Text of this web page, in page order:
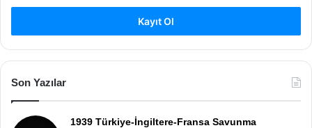
Kayıt Ol
Son Yazılar
1939 Türkiye-İngiltere-Fransa Savunma